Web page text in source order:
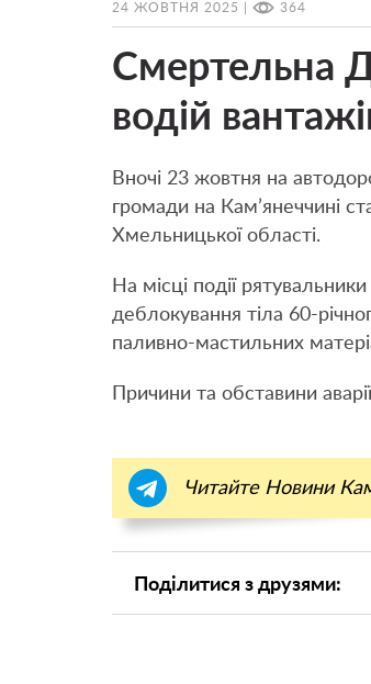
24 ЖОВТНЯ 2025 | 364
Смертельна
водій
Вночі 23 жовтня на
громади на Кам’янеччині
Хмельницької області.
На місці події
деблокування тіла 60-
паливно-мастильних
Причини та обставини
Читайте Новини
Поділитися з друзями: